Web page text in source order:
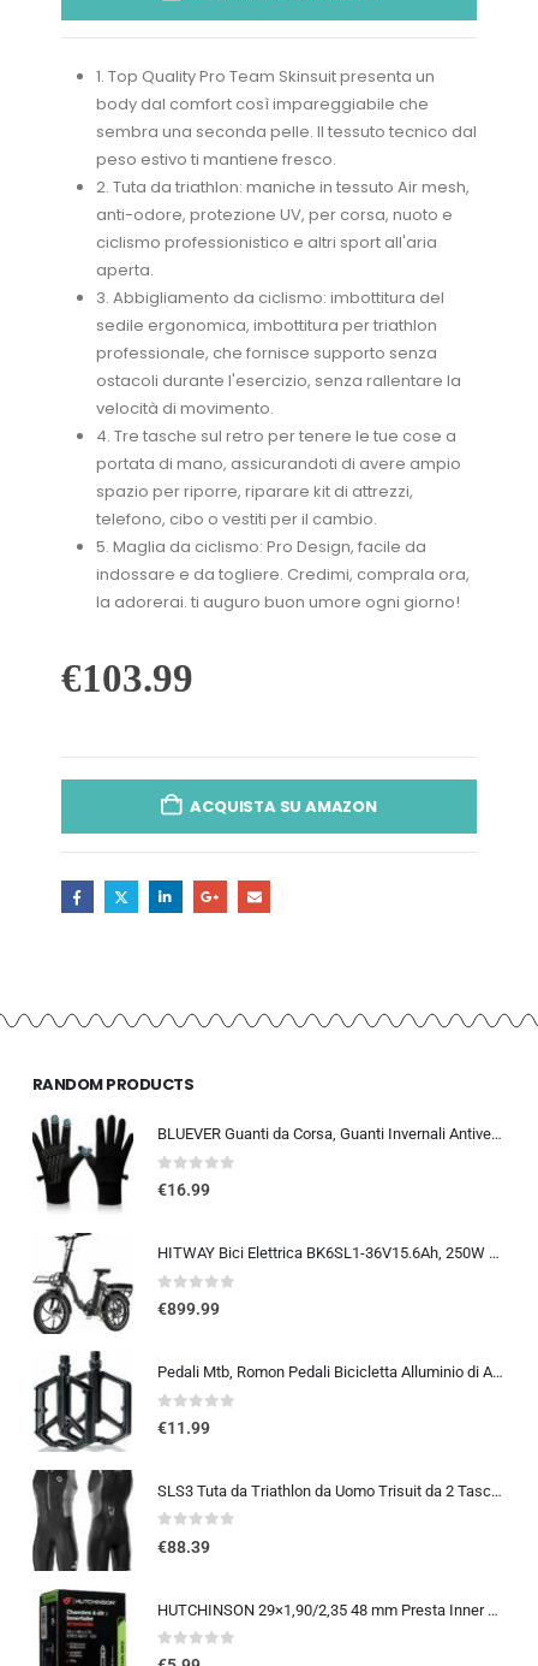
1. Top Quality Pro Team Skinsuit presenta un
body dal comfort così impareggiabile che
sembra una seconda pelle. Il tessuto tecnico dal
peso estivo ti mantiene fresco.
2. Tuta da triathlon: maniche in tessuto Air mesh,
anti-odore, protezione UV, per corsa, nuoto e
ciclismo professionistico e altri sport all'aria
aperta.
3. Abbigliamento da ciclismo: imbottitura del
sedile ergonomica, imbottitura per triathlon
professionale, che fornisce supporto senza
ostacoli durante l'esercizio, senza rallentare la
velocità di movimento.
4. Tre tasche sul retro per tenere le tue cose a
portata di mano, assicurandoti di avere ampio
spazio per riporre, riparare kit di attrezzi,
telefono, cibo o vestiti per il cambio.
5. Maglia da ciclismo: Pro Design, facile da
indossare e da togliere. Credimi, comprala ora,
la adorerai. ti auguro buon umore ogni giorno!
€103.99
ACQUISTA SU AMAZON
RANDOM PRODUCTS
BLUEVER Guanti da Corsa, Guanti Invernali Antivento Touchscreen Guanti Sportivi Caldi Antiscivolo Idrorepellenti per Uomo Don
0out of 5
€16.99
HITWAY Bici Elettrica BK6SL1-36V15.6Ah, 250W E Bike da 20 pollici, Autonomia 70-150km, 7 Velocità, Controllo APP, Pieghevo…
0out of 5
€899.99
Pedali Mtb, Romon Pedali Bicicletta Alluminio di Alta Qualità e Cuscinetto du Sigillato, Pedali Piatti 9/16 Lavorati a CNC co
0out of 5
€11.99
SLS3 Tuta da Triathlon da Uomo Trisuit da 2 Tasche FRT Ottima vestibilità e comodità | Progettato Tedesco 2019
0out of 5
€88.39
HUTCHINSON 29×1,90/2,35 48 mm Presta Inner Tube 2014
0out of 5